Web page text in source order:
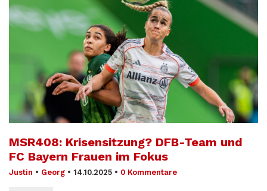
MSR408: Krisensitzung? DFB-Team und
FC Bayern Frauen im Fokus
Justin • Georg • 14.10.2025 • 0 Kommentare